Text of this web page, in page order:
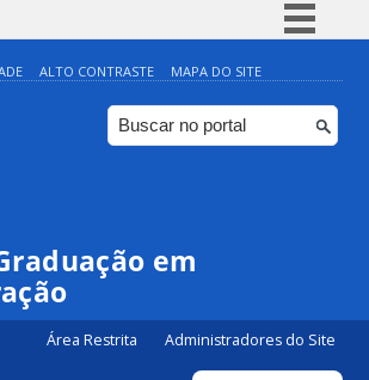
Simplifique!
Comunica BR
Participe
Canais
ALTO CONTRASTE MAPA DO SITE
em
Área Restrita Administradores do Site